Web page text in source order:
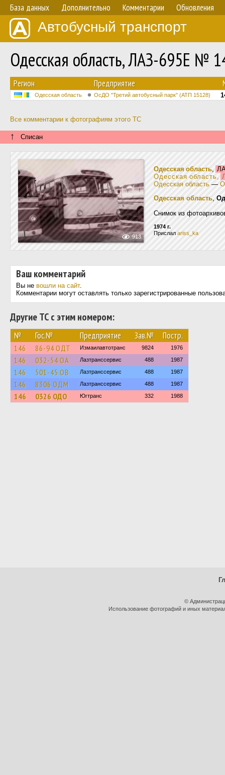
База данных Дополнительно Комментарии Обновления
Автобусный транспорт
Одесская область, ЛАЗ-695Е №
Регион Предприятие
Одесская область ОсДО "Третий автобусный парк" (АТП 15128)
Все комментарии к фотографиям этого ТС
↑ Списан
913
Одесская область,
Одесская область,
Одесская область —
Одесская область,
Снимок из
1974 г.
Прислал ariss_ka
Ваш комментарий
Вы не вошли на сайт.
Комментарии могут оставлять только зарегистрированные
Другие ТС с этим номером:
№ Гос.№ Предприятие Зав.№ Постр.
146 86-94 ОДТ Измаилавтотранс 9824 1976
146 032-54 ОА Лазтранссервис 488 1987
146 501-45 ОВ Лазтранссервис 488 1987
146 8306 ОДМ Лазтранссервис 488 1987
146 0326 ОДО Югтранс 332 1988
©
Использование фотографий и иных